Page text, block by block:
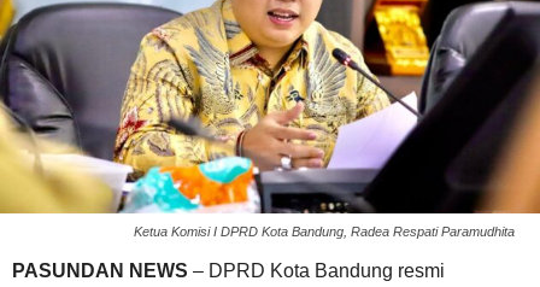
Ketua Komisi I DPRD Kota Bandung, Radea Respati Paramudhita
PASUNDAN NEWS – DPRD Kota Bandung resmi